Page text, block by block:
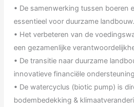
• De samenwerking tussen boeren
essentieel voor duurzame landbouw.
• Het verbeteren van de
een gezamenlijke
• De transitie naar duurzame
innovatieve financiële ondersteuning
• De watercyclus (biotic pump) is
bodembedekking &